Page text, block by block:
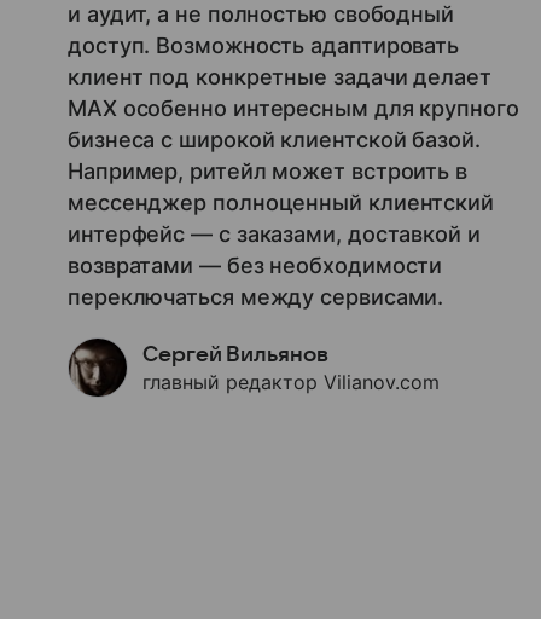
и аудит, а не полностью свободный
доступ. Возможность адаптировать
клиент под конкретные задачи делает
MAX особенно интересным для крупного
бизнеса с широкой клиентской базой.
Например, ритейл может встроить в
мессенджер полноценный клиентский
интерфейс — с заказами, доставкой и
возвратами — без необходимости
переключаться между сервисами.
Сергей Вильянов
главный редактор Vilianov.com